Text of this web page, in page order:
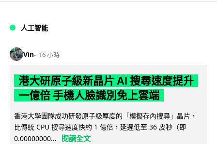
人工智能
Vin 16 小時
港大研原子級新晶片 AI 搜尋速度提升
一億倍 手機人臉識別免上雲端
香港大學團隊成功研發原子級厚度的「模擬存內搜尋」晶片，
比傳統 CPU 搜尋速度快約 1 億倍，延遲低至 36 皮秒（即
0.00000000...
閱讀全文